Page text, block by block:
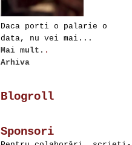
Daca porti o palarie o
data, nu vei mai...
Mai mult. .
Arhiva
Blogroll
Sponsori